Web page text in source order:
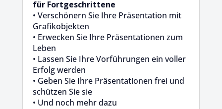
für Fortgeschrittene
• Verschönern Sie Ihre Präsentation mit
Grafikobjekten
• Erwecken Sie Ihre Präsentationen zum
Leben
• Lassen Sie Ihre Vorführungen ein voller
Erfolg werden
• Geben Sie Ihre Präsentationen frei und
schützen Sie sie
• Und noch mehr dazu